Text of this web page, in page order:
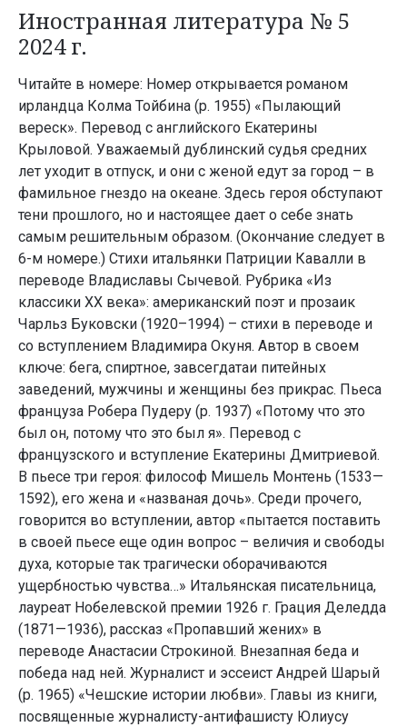
Иностранная литература № 5
2024 г.
Читайте в номере: Номер открывается романом
ирландца Колма Тойбина (р. 1955) «Пылающий
вереск». Перевод с английского Екатерины
Крыловой. Уважаемый дублинский судья средних
лет уходит в отпуск, и они с женой едут за город – в
фамильное гнездо на океане. Здесь героя обступают
тени прошлого, но и настоящее дает о себе знать
самым решительным образом. (Окончание следует в
6-м номере.) Стихи итальянки Патриции Кавалли в
переводе Владиславы Сычевой. Рубрика «Из
классики ХХ века»: американский поэт и прозаик
Чарльз Буковски (1920–1994) – стихи в переводе и
со вступлением Владимира Окуня. Автор в своем
ключе: бега, спиртное, завсегдатаи питейных
заведений, мужчины и женщины без прикрас. Пьеса
француза Робера Пудеру (р. 1937) «Потому что это
был он, потому что это был я». Перевод с
французского и вступление Екатерины Дмитриевой.
В пьесе три героя: философ Мишель Монтень (1533—
1592), его жена и «названая дочь». Среди прочего,
говорится во вступлении, автор «пытается поставить
в своей пьесе еще один вопрос – величия и свободы
духа, которые так трагически оборачиваются
ущербностью чувства…» Итальянская писательница,
лауреат Нобелевской премии 1926 г. Грация Деледда
(1871—1936), рассказ «Пропавший жених» в
переводе Анастасии Строкиной. Внезапная беда и
победа над ней. Журналист и эссеист Андрей Шарый
(р. 1965) «Чешские истории любви». Главы из книги,
посвященные журналисту-антифашисту Юлиусу